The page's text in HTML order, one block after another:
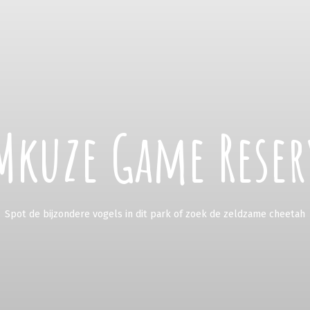
Game
Spot de bijzondere vogels in dit park of zoek de zeldzame cheetah